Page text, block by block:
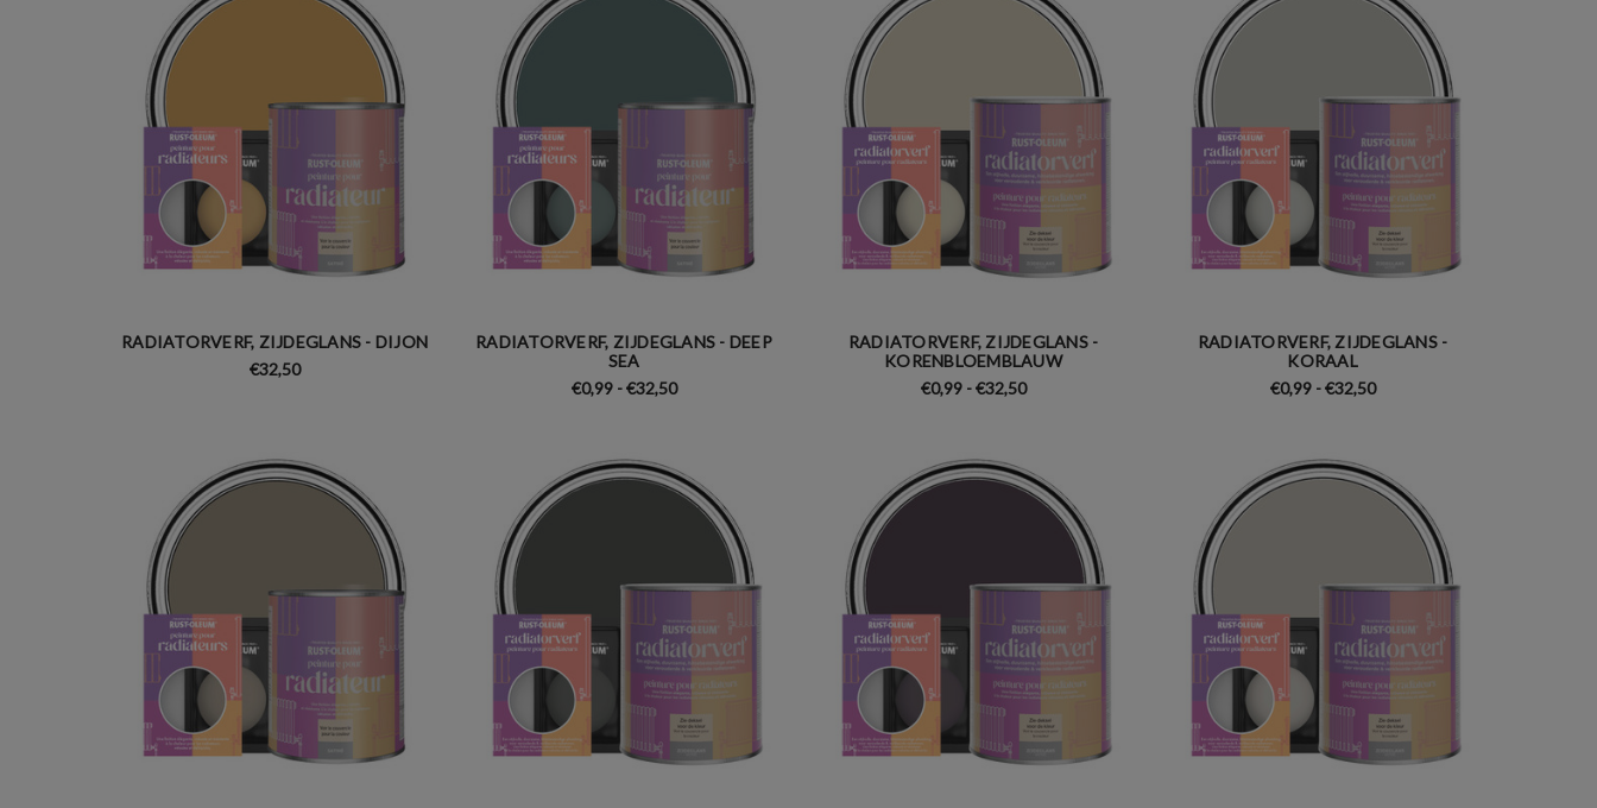
RADIATORVERF, ZIJDEGLANS - DIJON
€32,50
RADIATORVERF, ZIJDEGLANS - DEEP
SEA
€0,99 - €32,50
RADIATORVERF, ZIJDEGLANS -
KORENBLOEMBLAUW
€0,99 - €32,50
RADIATORVERF, ZIJDEGLANS -
KORAAL
€0,99 - €32,50